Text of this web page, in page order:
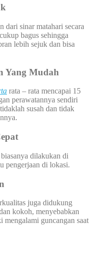
dari sinar matahari secara
bagus sehingga
lebih sejuk dan bisa
Yang Mudah
rata – rata mencapai 15
perawatannya sendiri
susah dan tidak
dilakukan di
pengerjaan di lokasi.
juga didukung
kokoh, menyebabkan
mengalami guncangan saat